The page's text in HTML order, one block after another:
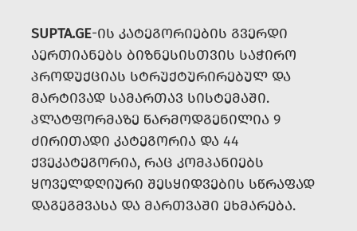
SUPTA.GE-ᲘᲡ ᲙᲐᲢᲔᲒᲝᲠᲘᲔᲑᲘᲡ ᲒᲕᲔᲠᲓᲘ
ᲐᲔᲠᲗᲘᲐᲜᲔᲑᲡ ᲑᲘᲖᲜᲔᲡᲘᲡᲗᲕᲘᲡ ᲡᲐᲭᲘᲠᲝ
ᲞᲠᲝᲓᲣᲥᲪᲘᲐᲡ ᲡᲢᲠᲣᲥᲢᲣᲠᲘᲠᲔᲑᲣᲚ ᲓᲐ
ᲛᲐᲠᲢᲘᲕᲐᲓ ᲡᲐᲛᲐᲠᲗᲐᲕ ᲡᲘᲡᲢᲔᲛᲐᲨᲘ.
ᲞᲚᲐᲢᲤᲝᲠᲛᲐᲖᲔ ᲬᲐᲠᲛᲝᲓᲒᲔᲜᲘᲚᲘᲐ 9
ᲫᲘᲠᲘᲗᲐᲓᲘ ᲙᲐᲢᲔᲒᲝᲠᲘᲐ ᲓᲐ 44
ᲥᲕᲔᲙᲐᲢᲔᲒᲝᲠᲘᲐ, ᲠᲐᲪ ᲙᲝᲛᲞᲐᲜᲘᲔᲑᲡ
ᲧᲝᲕᲔᲚᲓᲦᲘᲣᲠᲘ ᲨᲔᲡᲧᲘᲓᲕᲔᲑᲘᲡ ᲡᲬᲠᲐᲤᲐᲓ
ᲓᲐᲒᲔᲒᲛᲕᲐᲡᲐ ᲓᲐ ᲛᲐᲠᲗᲕᲐᲨᲘ ᲔᲮᲛᲐᲠᲔᲑᲐ.